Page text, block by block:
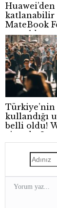
katlanabilir
MateBook
tanıtıldı
Türkiye’nin
kullandığı
belli oldu!
zirvede,
geride kaldı